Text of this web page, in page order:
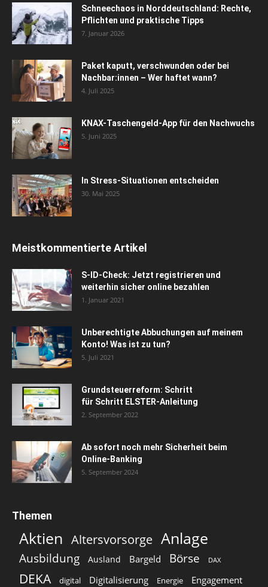
Schneechaos in Norddeutschland: Rechte,
Pflichten und praktische Tipps
7. Januar 2026
Paket kaputt, verschwunden oder bei
Nachbar:innen – Wer haftet wann?
4. Juli 2025
KNAX-Taschengeld-App für den Nachwuchs
5. Juni 2025
In Stress-Situationen entscheiden
30. Mai 2025
Meistkommentierte Artikel
S-ID-Check: Jetzt registrieren und
weiterhin sicher online bezahlen
1. Januar 2021
Unberechtigte Abbuchungen auf meinem
Konto! Was ist zu tun?
5. Juli 2021
Grundsteuerreform: Schritt
für Schritt ELSTER-Anleitung
2. September 2022
Ab sofort noch mehr Sicherheit beim
Online-Banking
5. September 2024
Themen
Aktien Altersvorsorge Anlage
Ausbildung Ausland Bargeld Börse DAX
DEKA digital Digitalisierung Energie Engagement